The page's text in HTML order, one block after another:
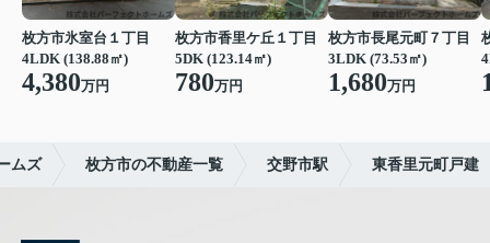
枚方市氷室台１丁目
4LDK (138.88㎡)
4,380万円
枚方市香里ケ丘１丁目
5DK (123.14㎡)
780万円
枚方市長尾元町７丁目
3LDK (73.53㎡)
1,680万円
ムズ 枚方市の不動産一覧 交野市駅 東香里元町戸建